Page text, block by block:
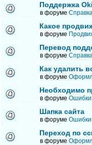
Поддержка
в форуме
Какое
в форуме
Перевод
в форуме
Как удалить
в форуме
Необходимо
в форуме Ошибки
Шапка сайта
в форуме Ошибки
Переход по
в форуме